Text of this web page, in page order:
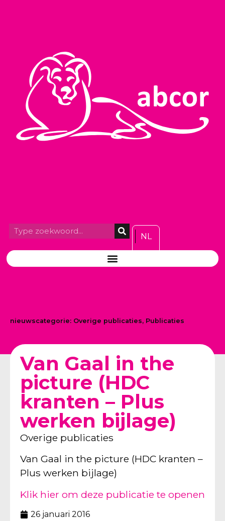
NL
nieuwscategorie: Overige publicaties, Publicaties
Van Gaal in the
picture (HDC
kranten – Plus
werken bijlage)
Overige publicaties
Van Gaal in the picture (HDC kranten –
Plus werken bijlage)
Klik hier om deze publicatie te openen
26 januari 2016